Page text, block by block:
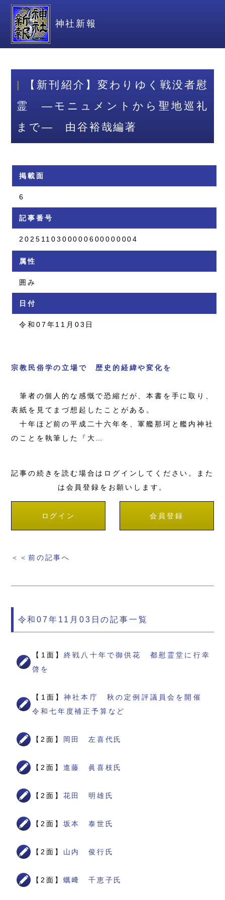
神社新報
【新刊紹介】変わりゆく戦没者慰
霊 ―モニュメントから聖地巡礼
まで― 由谷裕哉編著
掲載面
6
記事番号
2025110300000600000004
属性
囲み
日付
令和07年11月03日
宗教民俗学の立場で 歴史的経緯や変化を
筆者の個人的な感慨で恐縮だが、本書を手に取り、
表紙を見てまづ想起したことがある。
十年ほど前の平成二十六年冬、軍艦那珂と艦内神社
のことを執筆した『大…
記事の続きを読む場合はログインしてください。また
は会員登録をお願いします。
ログイン 会員登録
＜＜前の記事へ
令和07年11月03日の記事一覧
【1面】終戦八十年で御供花 都慰霊堂に行幸
啓を
【1面】神社本庁 秋の定例評議員会を開催
令和七年度補正予算など
【2面】 岡田 左喜代氏
【2面】 進藤 眞喜枝氏
【2面】 花田 明雄氏
【2面】 坂本 泰世氏
【2面】 山内 俊行氏
【2面】 蠣﨑 千恵子氏